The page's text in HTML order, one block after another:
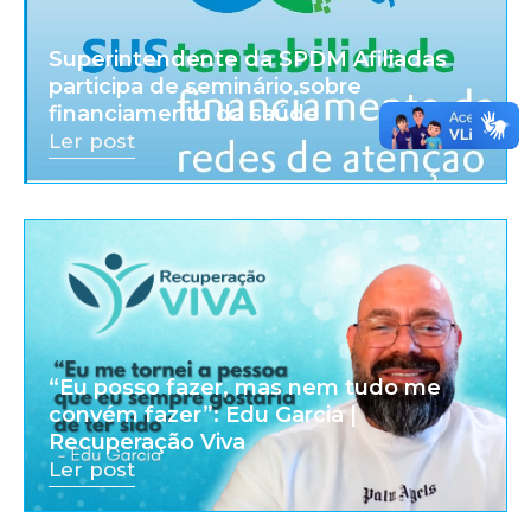
Superintendente da SPDM Afiliadas
participa de seminário sobre
financiamento da saúde
Ler post
“Eu posso fazer, mas nem tudo me
convém fazer”: Edu Garcia |
Recuperação Viva
Ler post